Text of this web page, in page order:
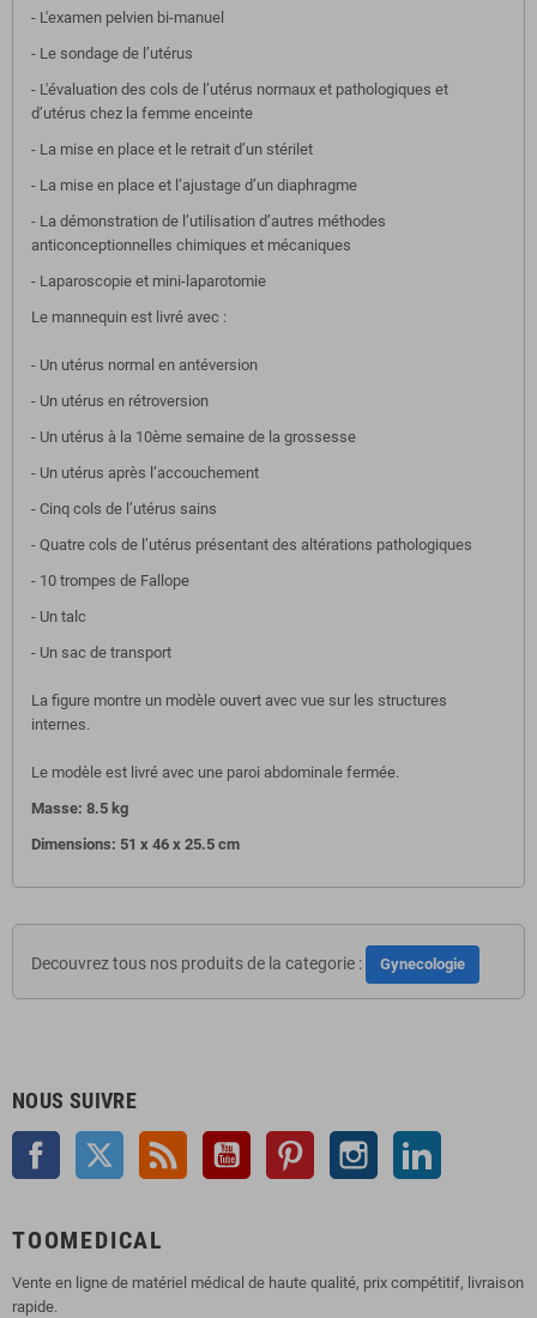
- L'examen pelvien bi-manuel
- Le sondage de l’utérus
- L'évaluation des cols de l’utérus normaux et pathologiques et
d’utérus chez la femme enceinte
- La mise en place et le retrait d’un stérilet
- La mise en place et l’ajustage d’un diaphragme
- La démonstration de l’utilisation d’autres méthodes
anticonceptionnelles chimiques et mécaniques
- Laparoscopie et mini-laparotomie
Le mannequin est livré avec :
- Un utérus normal en antéversion
- Un utérus en rétroversion
- Un utérus à la 10ème semaine de la grossesse
- Un utérus après l’accouchement
- Cinq cols de l’utérus sains
- Quatre cols de l’utérus présentant des altérations pathologiques
- 10 trompes de Fallope
- Un talc
- Un sac de transport
La figure montre un modèle ouvert avec vue sur les structures
internes.
Le modèle est livré avec une paroi abdominale fermée.
Masse: 8.5 kg
Dimensions: 51 x 46 x 25.5 cm
Decouvrez tous nos produits de la categorie : Gynecologie
NOUS SUIVRE
Facebook Twitter YouTube Pinterest Instagram
TOOMEDICAL
Vente en ligne de matériel médical de haute qualité, prix compétitif, livraison
rapide.